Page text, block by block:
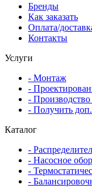
Бренды
Как заказать
Оплата/
Контакты
Услуги
- Монтаж
-
-
- Получить
Каталог
-
- Насосное
-
-